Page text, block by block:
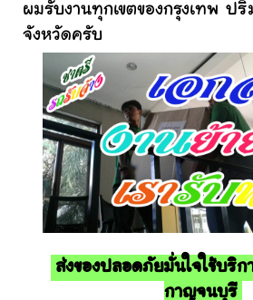
ผมรับงานทุกเขตของกรุงเทพ ป
จังหวัดครับ
ส่งของปลอดภัยมั่นใจใช้บริก
กาญจนบุรี